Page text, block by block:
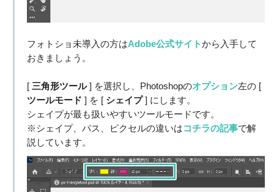
フォトショ未導入の方はAdobe公式サイトから入手して
おきましょう。
[ 三角形ツール] を選択し、Photoshopのオプション左の [
ツールモード ] を [ シェイプ] にします。
シェイプが最も扱いやすいツールモードです。
※シェイプ、パス、ピクセルの違いはコチラの記事で解
説しています。